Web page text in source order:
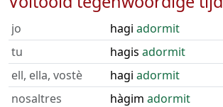
jo hagi adormit
tu
hagis adormit
ell, ella, vostè
hagi adormit
nosaltres
hàgim adormit